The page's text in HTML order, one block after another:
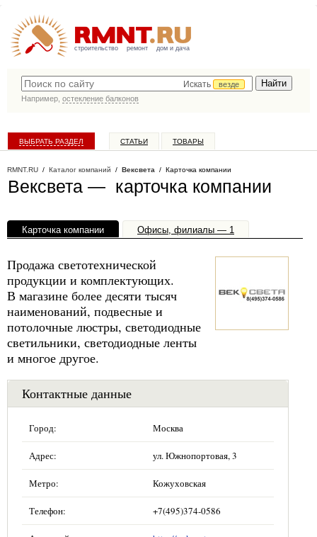
строительство ремонт дом и дача
Искать
везде
Например, остекление балконов
ВЫБРАТЬ РАЗДЕЛ СТАТЬИ ТОВАРЫ
RMNT.RU / Каталог компаний / Вексвета / Карточка компании
Вексвета — карточка компании
Карточка компании Офисы, филиалы — 1
Продажа светотехнической
продукции и комплектующих.
В магазине более десяти тысяч
наименований, подвесные и
потолочные люстры, светодиодные
светильники, светодиодные ленты
и многое другое.
Контактные данные
Город: Москва
Адрес: ул. Южнопортовая, 3
Метро: Кожуховская
Телефон: +7(495)374-0586